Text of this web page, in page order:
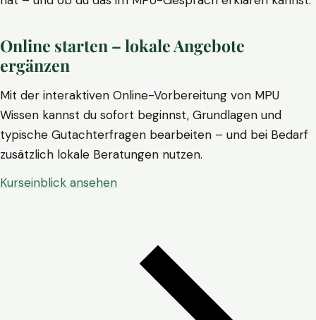
Online starten – lokale Angebote
ergänzen
Mit der interaktiven Online-Vorbereitung von MPU
Wissen kannst du sofort beginnst, Grundlagen und
typische Gutachterfragen bearbeiten – und bei Bedarf
zusätzlich lokale Beratungen nutzen.
Kurseinblick ansehen